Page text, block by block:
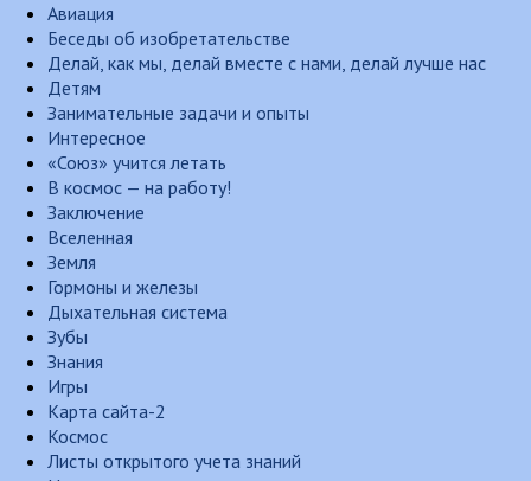
Авиация
Беседы об изобретательстве
Делай, как мы, делай вместе с нами, делай лучше нас
Детям
Занимательные задачи и опыты
Интересное
«Союз» учится летать
В космос — на работу!
Заключение
Вселенная
Земля
Гормоны и железы
Дыхательная система
Зубы
Знания
Игры
Карта сайта-2
Космос
Листы открытого учета знаний